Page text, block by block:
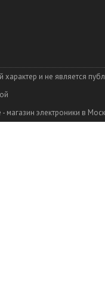
и не является
- магазин электроники в